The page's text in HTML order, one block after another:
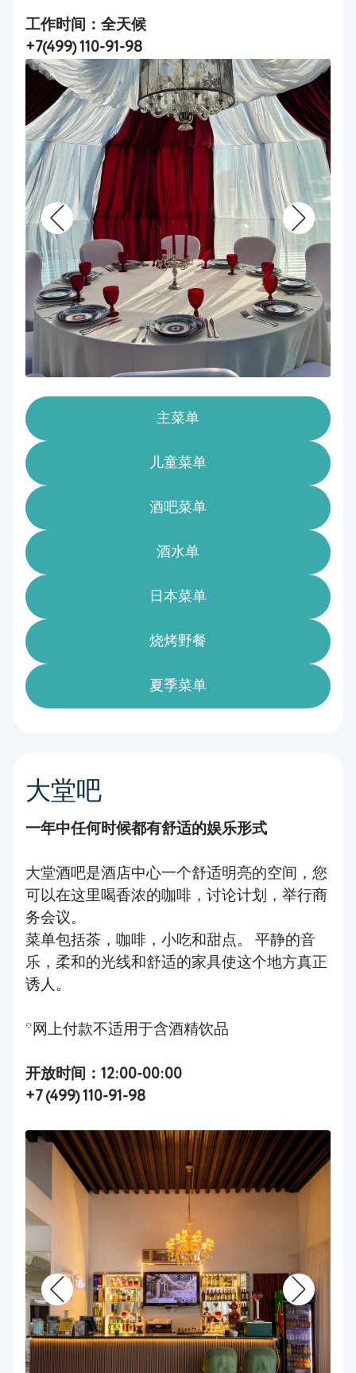
工作时间：全天候
+7(499) 110-91-98
主菜单
儿童菜单
酒吧菜单
酒水单
日本菜单
烧烤野餐
夏季菜单
大堂吧
一年中任何时候都有舒适的娱乐形式
大堂酒吧是酒店中心一个舒适明亮的空间，您
可以在这里喝香浓的咖啡，讨论计划，举行商
务会议。
菜单包括茶，咖啡，小吃和甜点。 平静的音
乐，柔和的光线和舒适的家具使这个地方真正
诱人。
*网上付款不适用于含酒精饮品
开放时间：12:00-00:00
+7 (499) 110-91-98